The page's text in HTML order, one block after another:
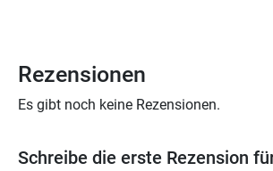
Rezensionen
Es gibt noch keine Rezensionen.
Schreibe die erste Rezension